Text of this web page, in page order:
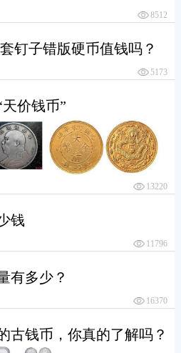
8512
钉子错版硬币值钱吗？
5173
价钱币”
13220
钱
11796
有多少？
16370
古钱币，你真的了解吗？